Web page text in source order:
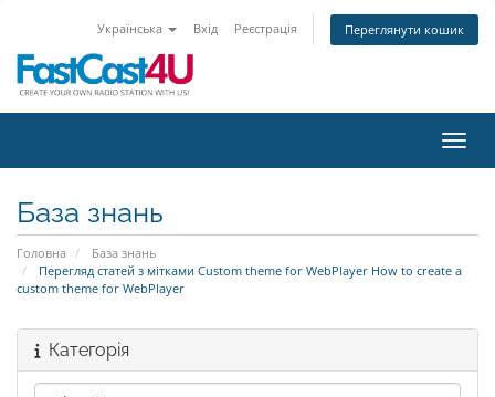
Українська Вхід Реєстрація Переглянути кошик
База знань
Головна
База знань
Перегляд статей з мітками Custom theme for WebPlayer How to create a
custom theme for WebPlayer
Категорія